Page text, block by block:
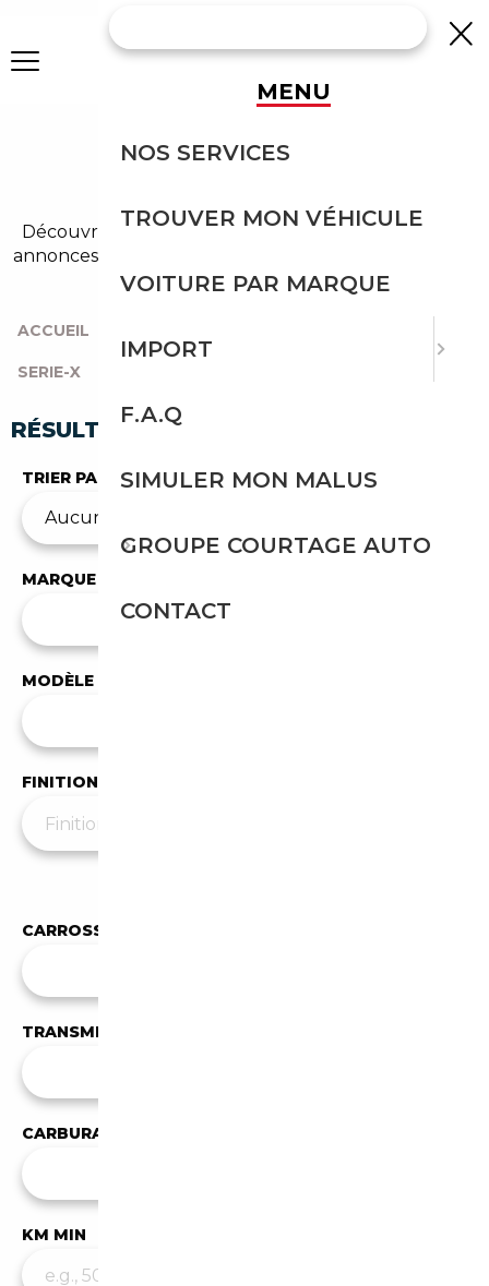
BMW X4 COUPE
Découvrez un large choix de bmw coupe dans nos
annonces de x4. Un import sans effort avec Courtage
Auto.
ACCUEIL
SERIE-X
RÉSULTATS DE VOTRE RECHERCHE
TRIER PAR
MARQUE
BMW
MODÈLE
FINITION
CARROSSERIE
TRANSMISSION
CARBURANT
KM MIN
MENU
NOS SERVICES
TROUVER MON VÉHICULE
VOITURE PAR MARQUE
IMPORT
F.A.Q
SIMULER MON MALUS
GROUPE COURTAGE AUTO
CONTACT